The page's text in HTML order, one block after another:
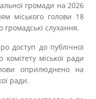
громади на 2026
міського голови 18
громадські слухання.
доступ до публічної
міської ради
оприлюднено на
ради.